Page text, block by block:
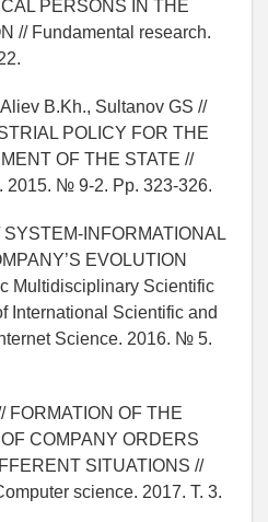
PERSONS IN THE
// Fundamental research.
B.Kh., Sultanov GS //
POLICY FOR THE
OF THE STATE //
2015. № 9-2. Pp. 323-326.
SYSTEM-INFORMATIONAL
EVOLUTION
Multidisciplinary Scientific
International Scientific and
Science. 2016. № 5.
FORMATION OF THE
COMPANY ORDERS
SITUATIONS //
science. 2017. T. 3.